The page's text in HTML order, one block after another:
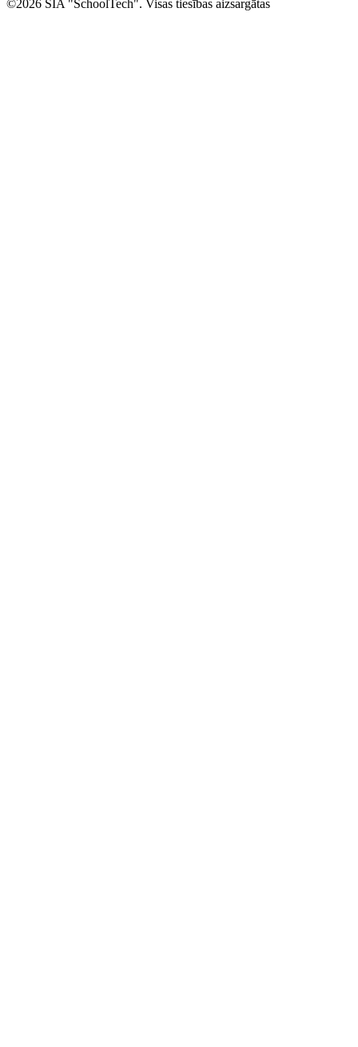
©2026 SIA "SchoolTech". Visas tiesības aizsargātas